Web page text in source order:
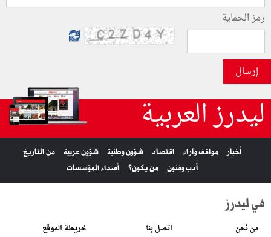
رمز الحماية
إرسال
ليدرز العربية
أخبار مواقف وآراء اقتصاد شؤون وطنية شؤون عربية
من التاريخ
أدب وفنون
من يكون؟ أصداء المؤسسات
في ليدرز
من نحن اتصل بنا خريطة الموقع